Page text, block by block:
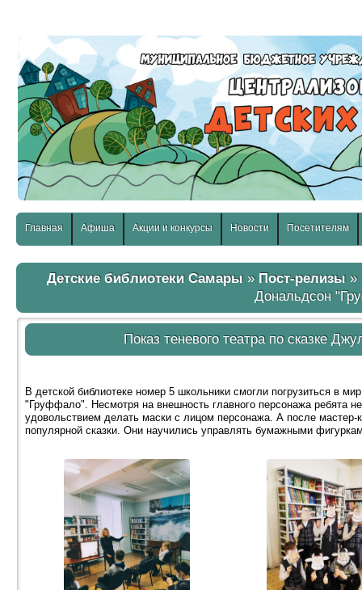
Главная Афиша Акции и конкурсы Новости Посетителям
Детские библиотеки Самары» Пост-релизы»
Дональдсон
Показ теневого театра по сказке
В детской библиотеке номер 5 школьники смогли погрузиться в
"Груффало". Несмотря на внешность главного персонажа ребята
удовольствием делать маски с лицом персонажа. А после мастер-
популярной сказки. Они научились управлять бумажными